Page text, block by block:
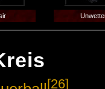
[26]